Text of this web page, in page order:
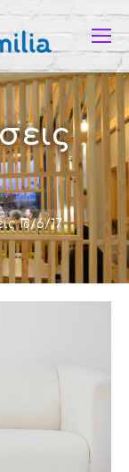
18/6/17